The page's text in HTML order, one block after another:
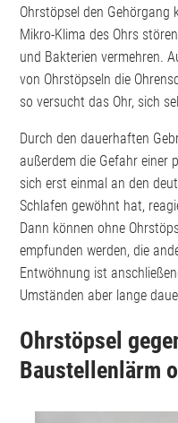
Ohrstöpsel den
Mikro-Klima des Ohrs
und Bakterien vermehren.
von Ohrstöpseln die
so versucht das Ohr, sich
Durch den dauerhaften
außerdem die Gefahr einer
sich erst einmal an den
Schlafen gewöhnt hat,
Dann können ohne
empfunden werden, die
Entwöhnung ist
Umständen aber lange
Ohrstöpsel
Baustellenlärm